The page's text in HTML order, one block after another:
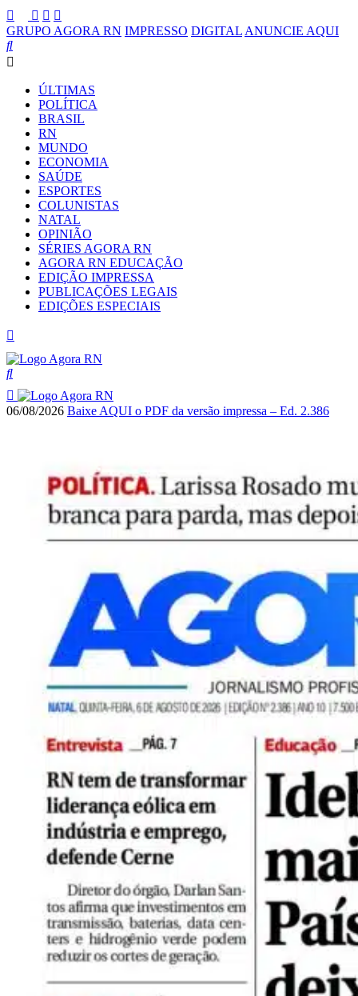
GRUPO AGORA RN IMPRESSO DIGITAL ANUNCIE AQUI
ÚLTIMAS
POLÍTICA
BRASIL
RN
MUNDO
ECONOMIA
SAÚDE
ESPORTES
COLUNISTAS
NATAL
OPINIÃO
SÉRIES AGORA RN
AGORA RN EDUCAÇÃO
EDIÇÃO IMPRESSA
PUBLICAÇÕES LEGAIS
EDIÇÕES ESPECIAIS
06/08/2026 Baixe AQUI o PDF da versão impressa – Ed. 2.386